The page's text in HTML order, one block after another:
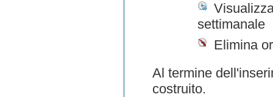
settimanale
Elimina
Al termine
costruito.